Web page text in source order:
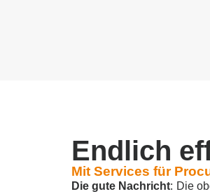
Endlich
Mit Services für
Die gute Nachricht: Die